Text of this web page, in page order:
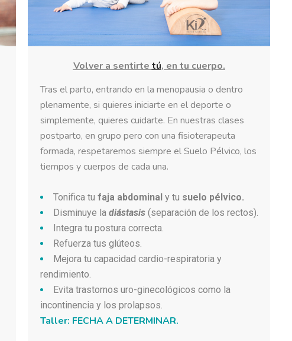
Volver a sentirte tú, en tu cuerpo.
Tras el parto, entrando en la menopausia o dentro
plenamente, si quieres iniciarte en el deporte o
simplemente, quieres cuidarte. En nuestras clases
postparto, en grupo pero con una fisioterapeuta
formada, respetaremos siempre el Suelo Pélvico, los
tiempos y cuerpos de cada una.
Tonifica tu faja abdominaly tu suelo pélvico.
Disminuye la diástasis (separación de los rectos).
Integra tu postura correcta.
Refuerza tus glúteos.
Mejora tu capacidad cardio-respiratoria y
rendimiento.
Evita trastornos uro-ginecológicos como la
incontinencia y los prolapsos.
Taller: FECHA A DETERMINAR.